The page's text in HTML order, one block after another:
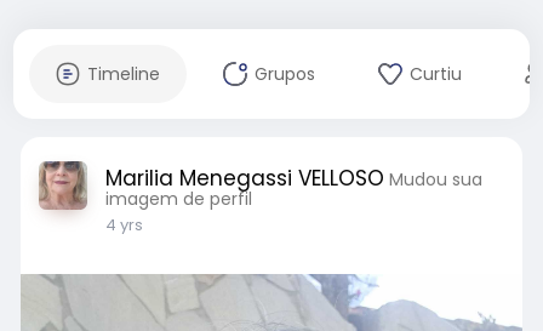
Timeline Grupos Curtiu
Marilia Menegassi VELLOSO Mudou sua
imagem de perfil
4 yrs